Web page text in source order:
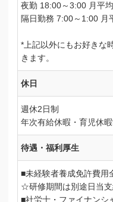
夜勤 18:00～3:00 月平
隔日勤務 7:00～1:00 月
*上記以外にもお好きな
きます。
休日
週休2日制
年次有給休暇・育児休
待遇・福利厚生
■未経験者養成免許費用
☆研修期間は別途日当
■社労士・ファイナンシ